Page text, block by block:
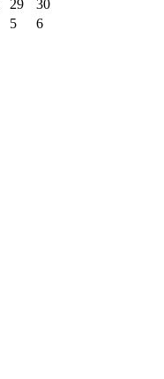
29
30
5 6